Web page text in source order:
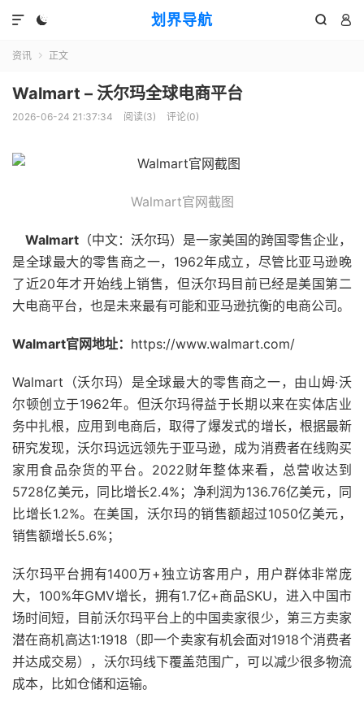
划界导航
  

资讯  正文
Walmart – 沃尔玛全球电商平台
2026-06-24 21:37:34 阅读(3) 评论(0)
Walmart官网截图
Walmart （中文：沃尔玛）是一家美国的跨国零售企业，
是全球最大的零售商之一，1962年成立，尽管比亚马逊晚
了近20年才开始线上销售，但沃尔玛目前已经是美国第二
大电商平台，也是未来最有可能和亚马逊抗衡的电商公司。
Walmart官网地址： https://www.walmart.com/
Walmart（沃尔玛）是全球最大的零售商之一，由山姆·沃
尔顿创立于1962年。但沃尔玛得益于长期以来在实体店业
务中扎根，应用到电商后，取得了爆发式的增长，根据最新
研究发现，沃尔玛远远领先于亚马逊，成为消费者在线购买
家用食品杂货的平台。2022财年整体来看，总营收达到
5728亿美元，同比增长2.4%；净利润为136.76亿美元，同
比增长1.2%。在美国，沃尔玛的销售额超过1050亿美元，
销售额增长5.6%；
沃尔玛平台拥有1400万+独立访客用户，用户群体非常庞
大，100%年GMV增长，拥有1.7亿+商品SKU，进入中国市
场时间短，目前沃尔玛平台上的中国卖家很少，第三方卖家
潜在商机高达1:1918（即一个卖家有机会面对1918个消费者
并达成交易），沃尔玛线下覆盖范围广，可以减少很多物流
成本，比如仓储和运输。